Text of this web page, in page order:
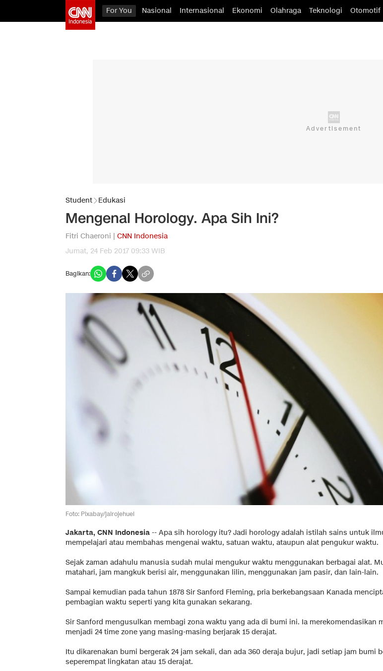
For You Nasional Internasional Ekonomi Olahraga Teknologi Otomotif
Student Edukasi
Mengenal Horology. Apa Sih Ini?
Fitri Chaeroni | CNN Indonesia
Jumat, 24 Feb 2017 09:33 WIB
Bagikan:
Foto: Pixabay/jairojehuel
Jakarta, CNN Indonesia -- Apa sih horology itu? Jadi horology adalah istilah sains untuk
mempelajari atau membahas mengenai waktu, satuan waktu, ataupun alat pengukur waktu.
Sejak zaman adahulu manusia sudah mulai mengukur waktu menggunakan berbagai alat.
matahari, jam mangkuk berisi air, menggunakan lilin, menggunakan jam pasir, dan lain-lain.
Sampai kemudian pada tahun 1878 Sir Sanford Fleming, pria berkebangsaan Kanada
pembagian waktu seperti yang kita gunakan sekarang.
Sir Sanford mengusulkan membagi zona waktu yang ada di bumi ini. Ia merekomendasikan
menjadi 24 time zone yang masing-masing berjarak 15 derajat.
Itu dikarenakan bumi bergerak 24 jam sekali, dan ada 360 deraja bujur, jadi setiap jam bumi
seperempat lingkatan atau 15 derajat.